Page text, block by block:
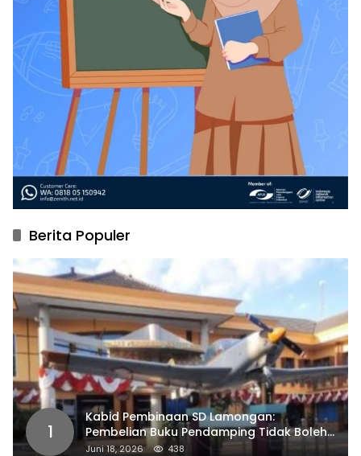
Berita Populer
1
Kabid Pembinaan SD Lamongan:
Pembelian Buku Pendamping Tidak Boleh
Dipaksakan
Juni 18, 2026 438